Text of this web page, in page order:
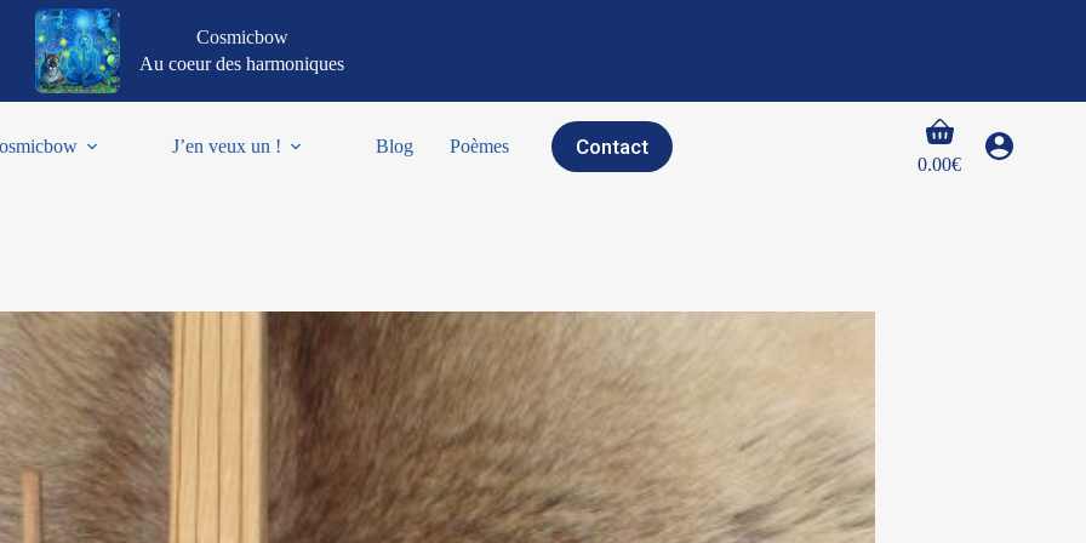
Cosmicbow
Au coeur des harmoniques
J’en veux un ! Blog Poèmes Contact
Panier
d’achat
0.00€